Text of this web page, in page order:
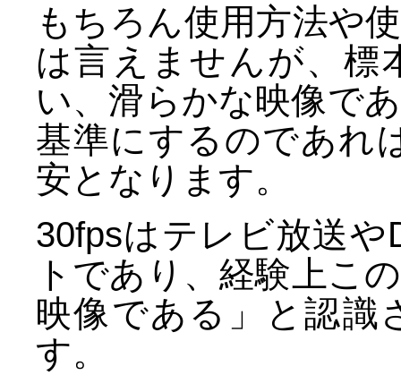
もちろん使用方法や
は言えませんが、標
い、滑らかな映像で
基準にするのであれ
安となります。
30fpsはテレビ放送
トであり、経験上こ
映像である」と認識
す。